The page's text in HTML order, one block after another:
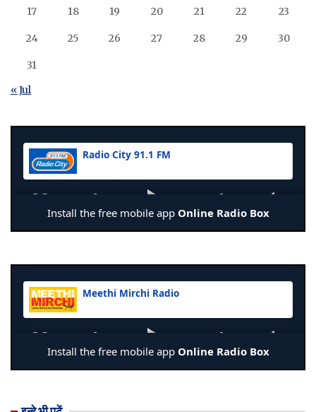
17 18 19 20 21 22 23
24 25 26 27 28 29 30
31
« Jul